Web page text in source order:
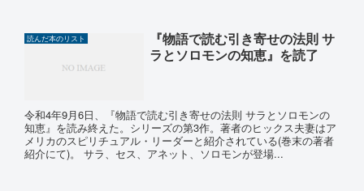
読んだ本のリスト
『物語で読む引き寄せの法則 サ
ラとソロモンの知恵』を読了
令和4年9月6日、『物語で読む引き寄せの法則 サラとソロモンの
知恵』を読み終えた。シリーズの第3作。著者のヒックス夫妻はア
メリカのスピリチュアル・リーダーと紹介されている(巻末の著者
紹介にて)。 サラ、セス、アネット、ソロモンが登場...